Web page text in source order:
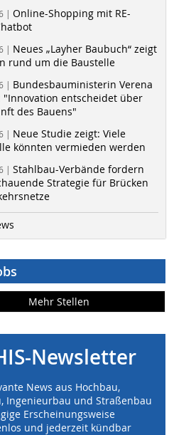
| Online-Shopping mit RE-
| Neues „Layher Baubuch“ zeigt
rund um die Baustelle
| Bundesbauministerin Verena
"Innovation entscheidet über
des Bauens"
| Neue Studie zeigt: Viele
könnten vermieden werden
| Stahlbau-Verbände fordern
Strategie für Brücken
Mehr Stellen
Newsletter
News aus Hochbau,
Ingenieurbau und Straßenbau
Erscheinungsweise
und jederzeit kündbar